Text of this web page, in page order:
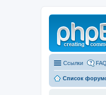
Ссылки FAQ
Список